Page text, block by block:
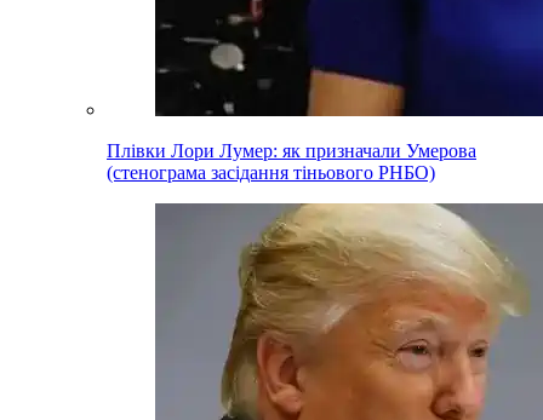
Плівки Лори Лумер: як призначали Умерова
(стенограма засідання тіньового РНБО)